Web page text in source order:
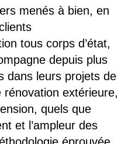
menés à bien, en
tous corps d’état,
depuis plus
dans leurs projets de
extérieure,
quels que
et l’ampleur des